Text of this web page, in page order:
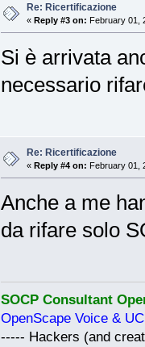
Re: Ricertificazione
« Reply #3 on: February 01,
Si è arrivata
necessario
Re: Ricertificazione
« Reply #4 on: February 01,
Anche a me
da rifare solo
SOCP Consultant
OpenScape Voice &
----- Hackers (and